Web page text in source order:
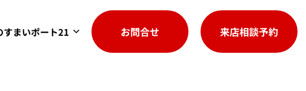
すまいポート21 お問合せ 来店相談予約